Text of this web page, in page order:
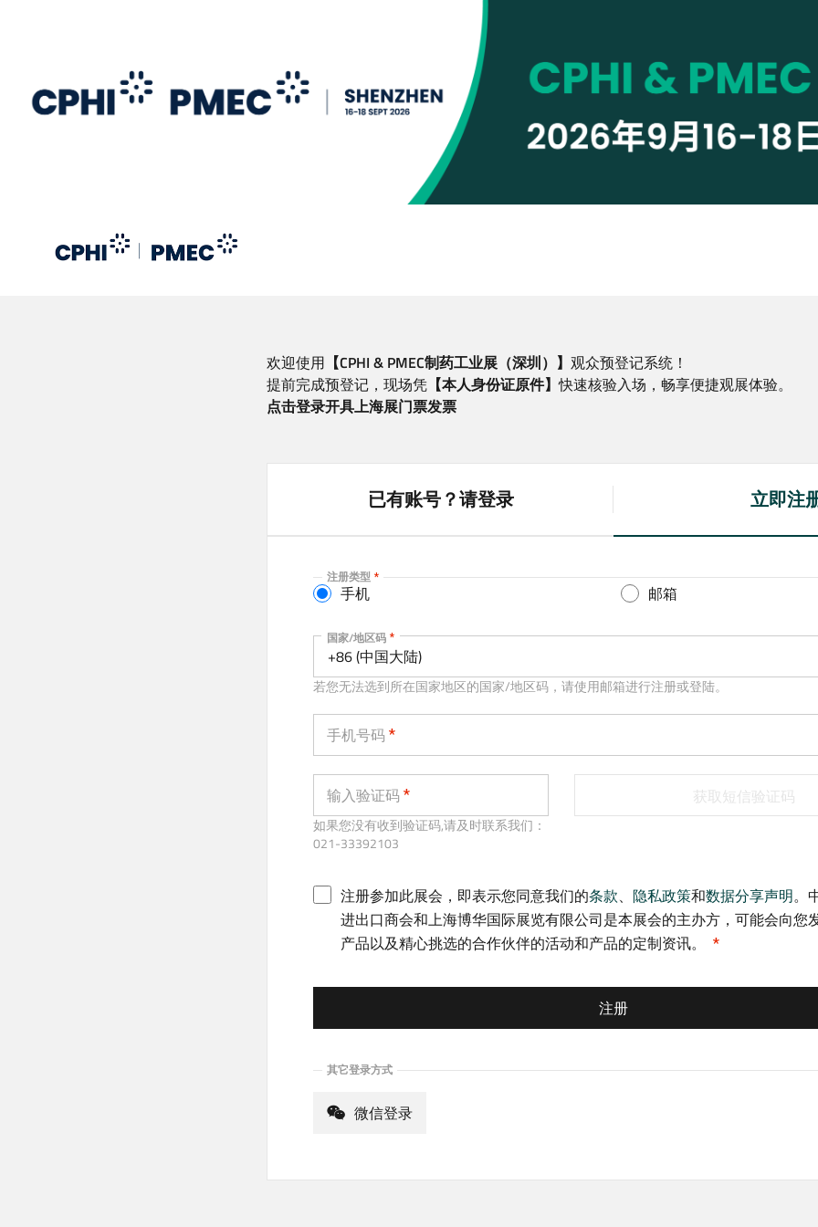
欢迎使用 【CPHI & PMEC制药工业展（深圳）】 观众预登记系统！
提前完成预登记，现场凭 【本人身份证原件】快速核验入场，畅享便捷观展体验。
点击登录开具上海展门票发票
已有账号？请登录 立即注
(
a
v
a
)
注册类型
手机 邮箱
手机
国家/地区码
+86 (中国大陆)
若您无法选到所在国家地区的国家/地区码，请使用邮箱进行注册或登陆。
手机号码
输入验证码
如果您没有收到验证码,请及时联系我们：
021-33392103
获取短信验证码
注册参加此展会，即表示您同意我们的条款、 隐私政策和数据分享声明。
进出口商会和上海博华国际展览有限公司是本展会的主办方，可能会向您
产品以及精心挑选的合作伙伴的活动和产品的定制资讯。
注册
其它登录方式
微信登录